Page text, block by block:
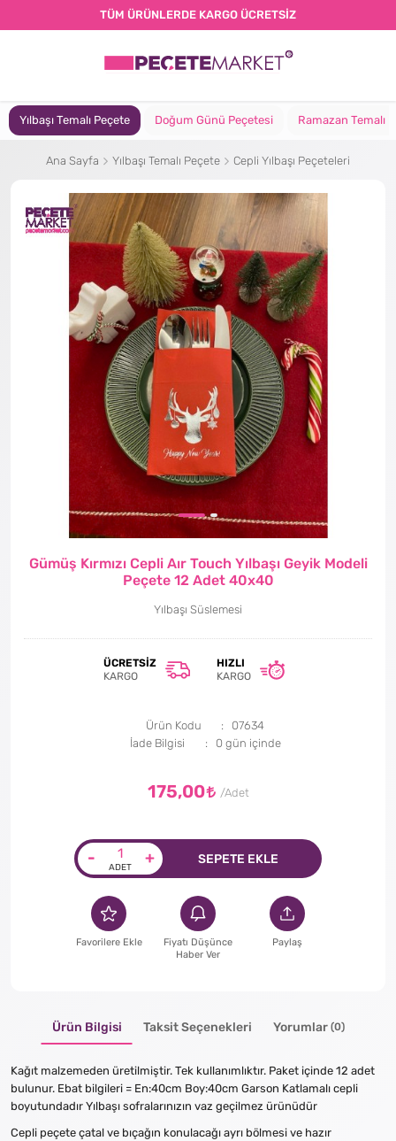
TÜM ÜRÜNLERDE KARGO ÜCRETSİZ
Yılbaşı Temalı Peçete Doğum Günü Peçetesi Ramazan Temalı
Ana Sayfa Yılbaşı Temalı Peçete Cepli Yılbaşı Peçeteleri
Gümüş Kırmızı Cepli Aır Touch Yılbaşı Geyik Modeli
Peçete 12 Adet 40x40
Yılbaşı Süslemesi
ÜCRETSIZ
KARGO
HIZLI
KARGO
Ürün Kodu
07634
İade Bilgisi
175,00
- + SEPETE EKLE
Favorilere Ekle
Fiyatı Düşünce
Haber Ver
Paylaş
Ürün Bilgisi Taksit Seçenekleri Yorumlar (0)
Kağıt malzemeden üretilmiştir. Tek kullanımlıktır. Paket içinde 12 adet
bulunur. Ebat bilgileri = En:40cm Boy:40cm Garson Katlamalı cepli
boyutundadır Yılbaşı sofralarınızın vaz geçilmez ürünüdür
Cepli peçete çatal ve bıçağın konulacağı ayrı bölmesi ve hazır